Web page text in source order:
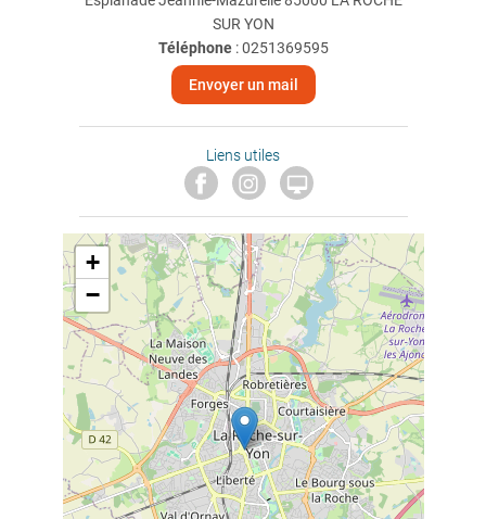
SUR YON
Téléphone:0251369595
Envoyer un mail
Liens utiles

+
−